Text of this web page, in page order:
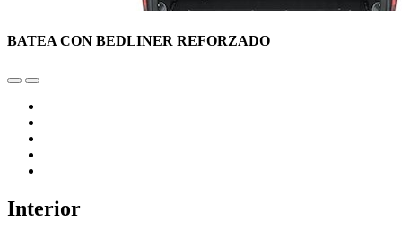
BATEA CON BEDLINER REFORZADO
Interior